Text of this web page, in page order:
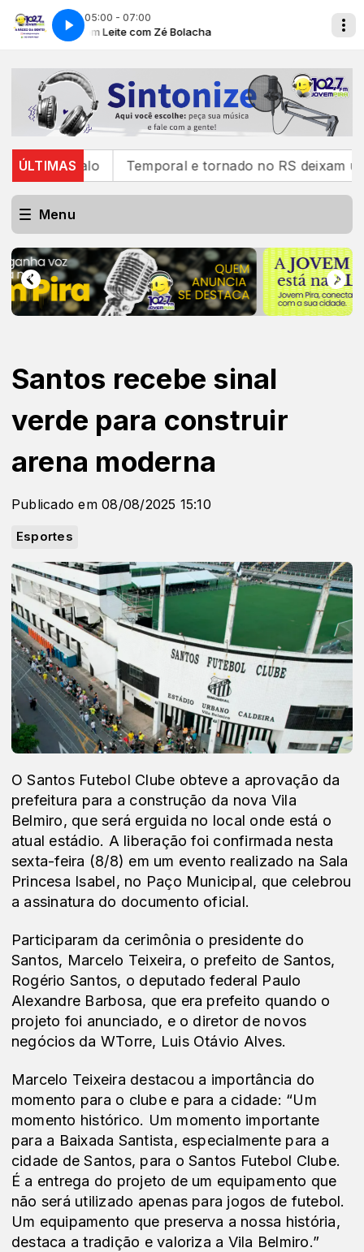
05:00 - 07:00
Café com Leite com Zé Bolacha Café com
ÚLTIMASTemporal e tornado no RS deixam um morto,
Menu
Santos recebe sinal
verde para construir
arena moderna
Publicado em 08/08/2025 15:10
Esportes
O Santos Futebol Clube obteve a aprovação da
prefeitura para a construção da nova Vila
Belmiro, que será erguida no local onde está o
atual estádio. A liberação foi confirmada nesta
sexta-feira (8/8) em um evento realizado na Sala
Princesa Isabel, no Paço Municipal, que celebrou
a assinatura do documento oficial.
Participaram da cerimônia o presidente do
Santos, Marcelo Teixeira, o prefeito de Santos,
Rogério Santos, o deputado federal Paulo
Alexandre Barbosa, que era prefeito quando o
projeto foi anunciado, e o diretor de novos
negócios da WTorre, Luis Otávio Alves.
Marcelo Teixeira destacou a importância do
momento para o clube e para a cidade: “Um
momento histórico. Um momento importante
para a Baixada Santista, especialmente para a
cidade de Santos, para o Santos Futebol Clube.
É a entrega do projeto de um equipamento que
não será utilizado apenas para jogos de futebol.
Um equipamento que preserva a nossa história,
destaca a tradição e valoriza a Vila Belmiro.”